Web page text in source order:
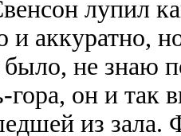
лупил
и аккуратно,
не знаю
гора, он и так
из зала.